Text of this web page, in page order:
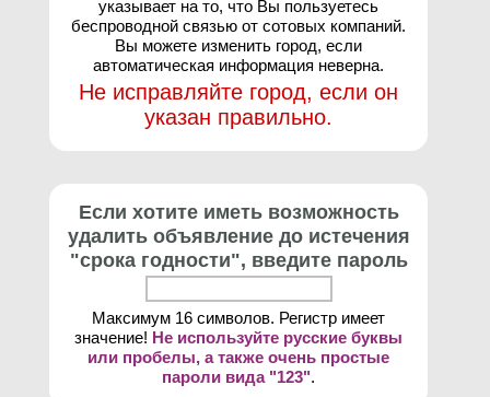
указывает на то, что Вы пользуетесь
беспроводной связью от сотовых компаний.
Вы можете изменить город, если
автоматическая информация неверна.
Не исправляйте город, если он
указан правильно.
Если хотите иметь возможность
удалить объявление до истечения
"срока годности", введите пароль
Максимум 16 символов. Регистр имеет
значение! Не используйте русские буквы
или пробелы, а также очень простые
пароли вида "123".